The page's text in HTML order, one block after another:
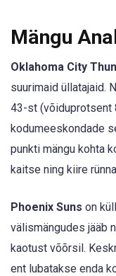
Mängu
Oklahoma City
suurimaid üllatajaid.
43-st (võiduprotsent
kodumeeskondade
punkti mängu kohta
kaitse ning kiire
Phoenix Suns on
välismängudes jääb
kaotust võõrsil.
ent lubatakse enda